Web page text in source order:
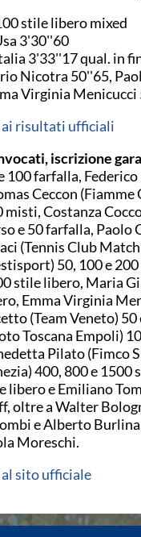
stile libero mixed
3'30''60
3'33''17 qual. in
Nicotra 50''65,
Virginia Menicucci
ai risultati ufficiali
iscrizione
100 farfalla,
Ceccon
misti, Costanza
e 50 farfalla, Paolo
(Tennis Club
50, 100 e
stile libero, Maria
Emma Virginia
(Team Veneto)
Toscana Empoli)
Pilato (Fimco
400, 800 e
libero e Emiliano
oltre a Walter
e Alberto
Moreschi.
sito ufficiale